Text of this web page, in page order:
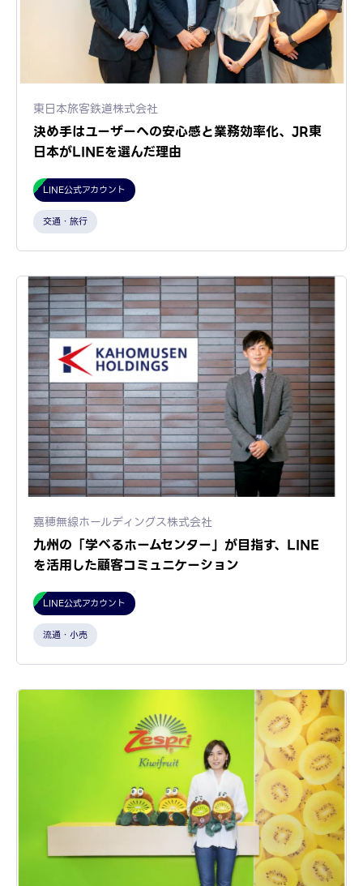
東日本旅客鉄道株式会社
決め手はユーザーへの安心感と業務効率化、JR東
日本がLINEを選んだ理由
LINE公式アカウント
交通・旅行
嘉穂無線ホールディングス株式会社
九州の「学べるホームセンター」が目指す、LINE
を活用した顧客コミュニケーション
LINE公式アカウント
流通・小売